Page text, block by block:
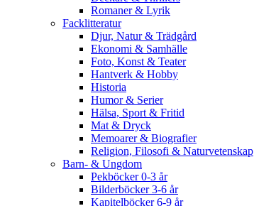
Romaner & Lyrik
Facklitteratur
Djur, Natur & Trädgård
Ekonomi & Samhälle
Foto, Konst & Teater
Hantverk & Hobby
Historia
Humor & Serier
Hälsa, Sport & Fritid
Mat & Dryck
Memoarer & Biografier
Religion, Filosofi & Naturvetenskap
Barn- & Ungdom
Pekböcker 0-3 år
Bilderböcker 3-6 år
Kapitelböcker 6-9 år